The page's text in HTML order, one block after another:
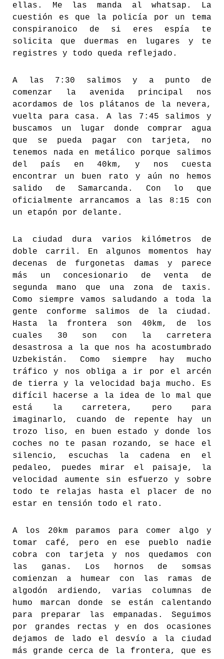
ellas. Me las manda al whatsap. La
cuestión es que la policía por un tema
conspiranoico de si eres espía te
solicita que duermas en lugares y te
registres y todo queda reflejado.
A las 7:30 salimos y a punto de
comenzar la avenida principal nos
acordamos de los plátanos de la nevera,
vuelta para casa. A las 7:45 salimos y
buscamos un lugar donde comprar agua
que se pueda pagar con tarjeta, no
tenemos nada en metálico porque salimos
del país en 40km, y nos cuesta
encontrar un buen rato y aún no hemos
salido de Samarcanda. Con lo que
oficialmente arrancamos a las 8:15 con
un etapón por delante.
La ciudad dura varios kilómetros de
doble carril. En algunos momentos hay
decenas de furgonetas damas y parece
más un concesionario de venta de
segunda mano que una zona de taxis.
Como siempre vamos saludando a toda la
gente conforme salimos de la ciudad.
Hasta la frontera son 40km, de los
cuales 30 son con la carretera
desastrosa a la que nos ha acostumbrado
Uzbekistán. Como siempre hay mucho
tráfico y nos obliga a ir por el arcén
de tierra y la velocidad baja mucho. Es
difícil hacerse a la idea de lo mal que
está la carretera, pero para
imaginarlo, cuando de repente hay un
trozo liso, en buen estado y donde los
coches no te pasan rozando, se hace el
silencio, escuchas la cadena en el
pedaleo, puedes mirar el paisaje, la
velocidad aumente sin esfuerzo y sobre
todo te relajas hasta el placer de no
estar en tensión todo el rato.
A los 20km paramos para comer algo y
tomar café, pero en ese pueblo nadie
cobra con tarjeta y nos quedamos con
las ganas. Los hornos de somsas
comienzan a humear con las ramas de
algodón ardiendo, varias columnas de
humo marcan donde se están calentando
para preparar las empanadas. Seguimos
por grandes rectas y en dos ocasiones
dejamos de lado el desvío a la ciudad
más grande cerca de la frontera, que es